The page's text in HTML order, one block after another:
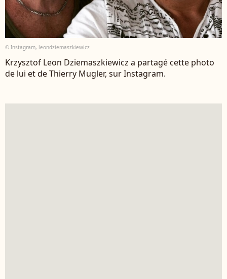
© Instagram, leondziemaszkiewicz
Krzysztof Leon Dziemaszkiewicz a partagé cette photo
de lui et de Thierry Mugler, sur Instagram.